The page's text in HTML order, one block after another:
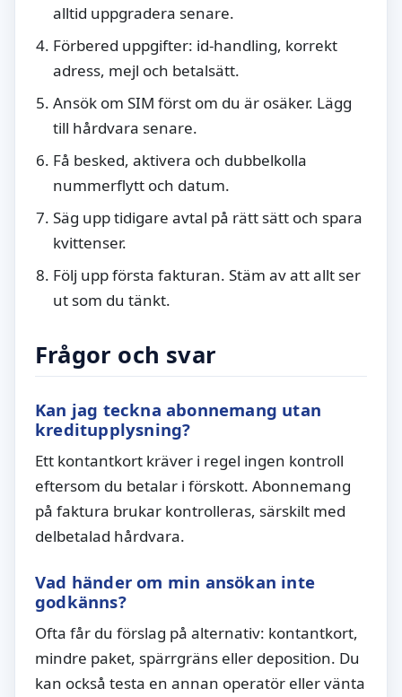
alltid uppgradera senare.
Förbered uppgifter: id-handling, korrekt
adress, mejl och betalsätt.
Ansök om SIM först om du är osäker. Lägg
till hårdvara senare.
Få besked, aktivera och dubbelkolla
nummerflytt och datum.
Säg upp tidigare avtal på rätt sätt och spara
kvittenser.
Följ upp första fakturan. Stäm av att allt ser
ut som du tänkt.
Frågor och svar
Kan jag teckna abonnemang utan
kreditupplysning?
Ett kontantkort kräver i regel ingen kontroll
eftersom du betalar i förskott. Abonnemang
på faktura brukar kontrolleras, särskilt med
delbetalad hårdvara.
Vad händer om min ansökan inte
godkänns?
Ofta får du förslag på alternativ: kontantkort,
mindre paket, spärrgräns eller deposition. Du
kan också testa en annan operatör eller vänta